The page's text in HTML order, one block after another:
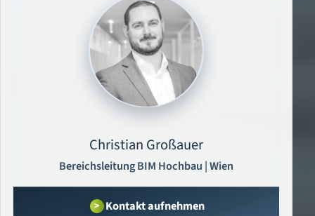
Christian Großauer
Bereichsleitung BIM Hochbau | Wien
Kontakt aufnehmen